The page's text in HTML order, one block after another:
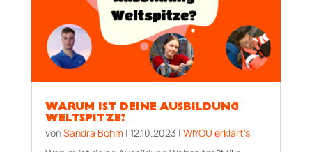
WARUM IST DEINE AUSBILDUNG
WELTSPITZE?
vonSandra Böhm | 12.10.2023 | WIYOU erklärt's